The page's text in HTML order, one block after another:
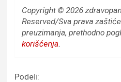
Copyright © 2026
Reserved/Sva prava
preuzimanja, prethodno
korišćenja.
Podeli: